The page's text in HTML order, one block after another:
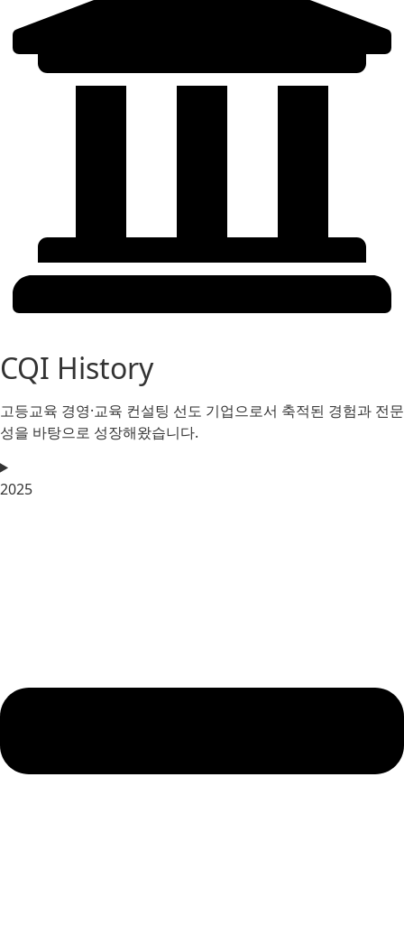
CQI History
고등교육 경영·교육 컨설팅 선도 기업으로서 축적된 경험과 전문
성을 바탕으로 성장해왔습니다.
2025